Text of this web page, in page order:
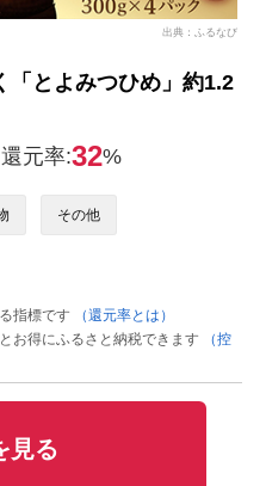
出典：ふるなび
「とよみつひめ」約1.2
還元率:32%
その他
指標です
（還元率とは）
お得にふるさと納税できます
（控
見る